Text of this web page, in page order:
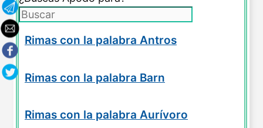
Rimas con la palabra Antros
Rimas con la palabra Barn
Rimas con la palabra Aurívoro